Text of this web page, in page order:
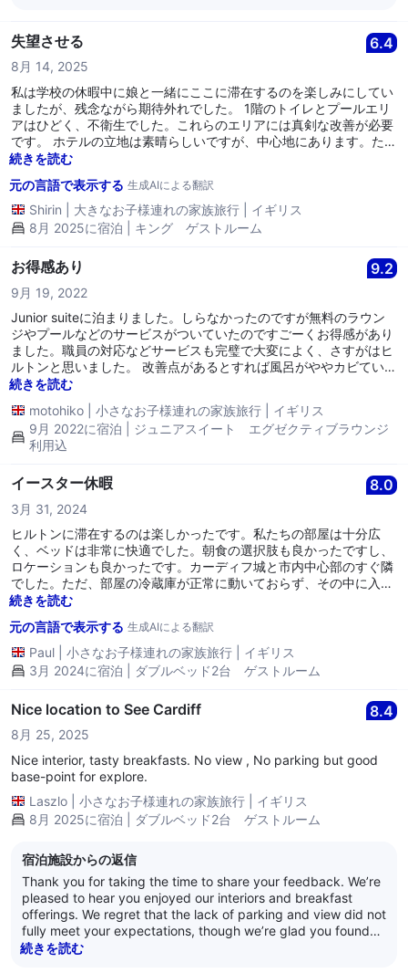
Not being able to access the entrance, find parking, or enjoy
also regret the inconvenience caused by one of our lifts
being out of service and the noise disturbance from the
atrium. The alternative lift is not a service lift but for guests
to use. The team have their own service lift located the other
side of the Hotel which they only have access too with their
employee key cards. We appreciate your patience and
understand how upsetting it must have been to have your
night disrupted in this way. Please rest assured that your
feedback h
失望させる 6.4
8月 14, 2025
私は学校の休暇中に娘と一緒にここに滞在するのを楽しみにしてい
ましたが、残念ながら期待外れでした。 1階のトイレとプールエリ
アはひどく、不衛生でした。これらのエリアには真剣な改善が必要
です。 ホテルの立地は素晴らしいですが、中心地にあります。ただ
し、駐車場は高額です。また、受付スタッフから誤った情報を受け
ンドの駐車料金がかかりました（バリアで支払えると言われまし
た）。 客室のテレビからNetflixなどにアクセスする機能はありま
せんでした。ミニ冷蔵庫もありませんでした。 トイレのフラッシュ
は不安定で、便座も壊れていました。 ヒルトンブランドや私が支払
った価格から期待されるものではありませんでした。
続きを読む
元の言語で表示する 生成AIによる翻訳
Shirin 大きなお子様連れの家族旅行
イギリス
8月 2025に宿泊 | キング ゲストルーム
お得感あり 9.2
9月 19, 2022
Junior suiteに泊まりました。しらなかったのですが無料のラウン
ジやプールなどのサービスがついていたのですごーくお得感があり
ました。職員の対応などサービスも完璧で大変によく、さすがはヒ
ルトンと思いました。 改善点があるとすれば風呂がややカビていた
ので清掃はもう少ししっかりした方がよいです。
続きを読む
motohiko
小さなお子様連れの家族旅行
イギリス
9月 2022に宿泊 | ジュニアスイート エグゼクティブラウンジ
利用込
イースター休暇 8.0
3月 31, 2024
ヒルトンに滞在するのは楽しかったです。私たちの部屋は十分広
く、ベッドは非常に快適でした。朝食の選択肢も良かったですし、
ロケーションも良かったです。カーディフ城と市内中心部のすぐ隣
でした。ただ、部屋の冷蔵庫が正常に動いておらず、その中に入れ
ていた食べ物を無駄にしてしまいました。レセプションは問題につ
いて謝罪し、食べ物の損失について返金する前に故障を調査すると
のことでした。正直なところ、私たちが滞在中に対応できたはずで
す。もっとプロフェッショナルだったでしょう。
続きを読む
元の言語で表示する 生成AIによる翻訳
Paul 小さなお子様連れの家族旅行
イギリス
3月 2024に宿泊 | ダブルベッド2台 ゲストルーム
Nice location to See Cardiff 8.4
8月 25, 2025
Nice interior, tasty breakfasts. No view , No parking but good
base-point for explore.
Laszlo
小さなお子様連れの家族旅行
イギリス
8月 2025に宿泊 | ダブルベッド2台 ゲストルーム
宿泊施設からの返信
Thank you for taking the time to share your feedback. We’re
pleased to hear you enjoyed our interiors and breakfast
offerings. We regret that the lack of parking and view did not
fully meet your expectations, though we’re glad you found
our location convenient for exploring the city. For your next
続きを読む